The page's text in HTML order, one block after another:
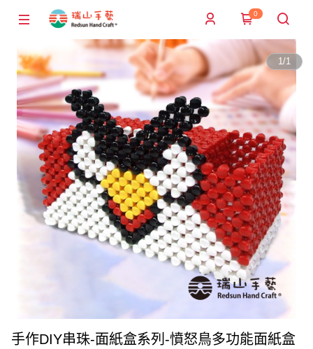
0
1/1
手作DIY串珠-面紙盒系列-憤怒鳥多功能面紙盒